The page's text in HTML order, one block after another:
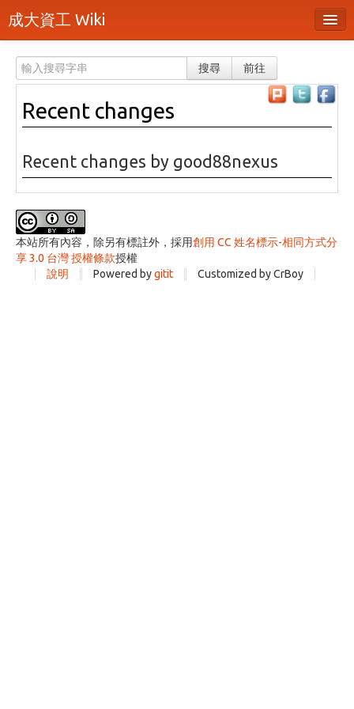
成大資工 Wiki
分類
隨機頁面
上傳檔案
登入 / 註冊帳號
搜尋 前往
Recent changes
Recent changes by good88nexus
本站所有內容，除另有標註外，採用創用 CC 姓名標示-相同方式分
享 3.0 台灣 授權條款授權
說明
Powered bygitit Customized by CrBoy